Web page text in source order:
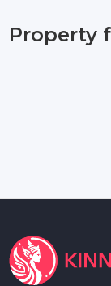
Property